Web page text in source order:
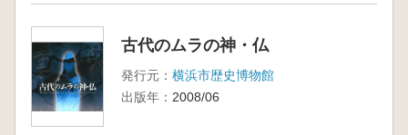
古代のムラの神・仏
発行元： 横浜市歴史博物館
出版年： 2008/06